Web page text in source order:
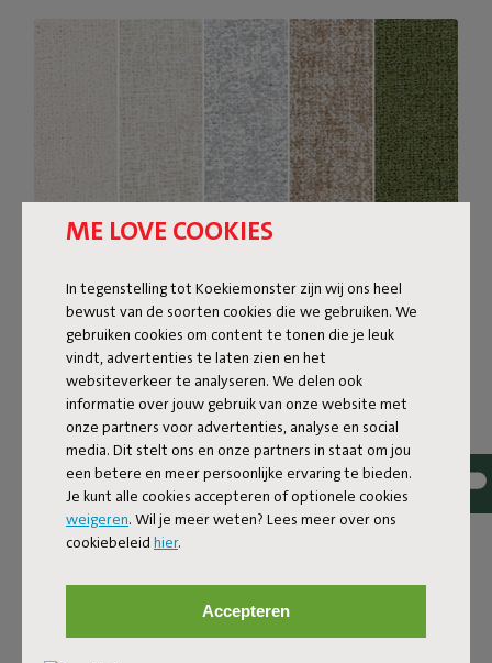
ME LOVE COOKIES
In tegenstelling tot Koekiemonster zijn wij ons heel
bewust van de soorten cookies die we gebruiken. We
gebruiken cookies om content te tonen die je leuk
vindt, advertenties te laten zien en het
websiteverkeer te analyseren. We delen ook
informatie over jouw gebruik van onze website met
onze partners voor advertenties, analyse en social
media. Dit stelt ons en onze partners in staat om jou
een betere en meer persoonlijke ervaring te bieden.
Je kunt alle cookies accepteren of optionele cookies
weigeren. Wil je meer weten? Lees meer over ons
cookiebeleid hier.
Accepteren
Bouclé stof
De Sumo Sofa Bouclé is gemaakt van gerecycled
polyester met een luxe bouclé structuur. De stof is
supersterk, slijtvast en geweven met garen in
verschillende tinten voor een mooie kleurmelange. Zacht
en comfortabel om heerlijk in weg te zakken, maar stevig
genoeg voor een goede zit. Voor extra comfort
combineer je ‘m met een Puff Pillow Bouclé kussen.